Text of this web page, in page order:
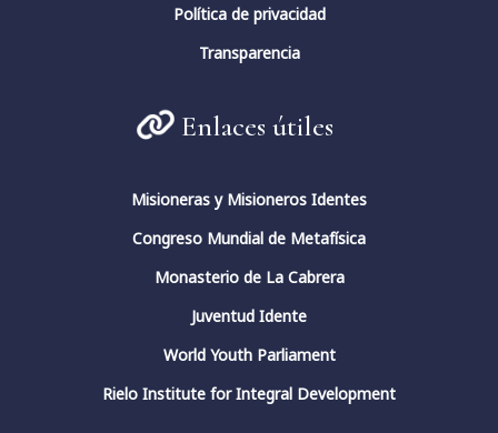
Política de privacidad
Transparencia
Enlaces útiles
Misioneras y Misioneros Identes
Congreso Mundial de Metafísica
Monasterio de La Cabrera
Juventud Idente
World Youth Parliament
Rielo Institute for Integral Development